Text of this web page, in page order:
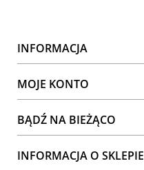
INFORMACJA
MOJE KONTO
BĄDŹ NA BIEŻĄCO
INFORMACJA O SKLEPIE